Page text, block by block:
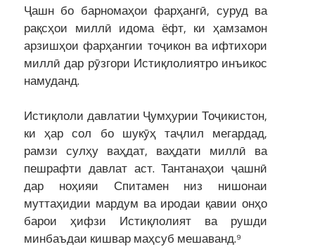
Ҷашн бо барномаҳои фарҳангӣ, суруд ва
рақсҳои миллӣ идома ёфт, ки ҳамзамон
арзишҳои фарҳангии тоҷикон ва ифтихори
миллӣ дар рӯзгори Истиқлолиятро инъикос
намуданд.
Истиқлоли давлатии Ҷумҳурии Тоҷикистон,
ки ҳар сол бо шукӯҳ таҷлил мегардад,
рамзи сулҳу ваҳдат, ваҳдати миллӣ ва
пешрафти давлат аст. Тантанаҳои ҷашнӣ
дар ноҳияи Спитамен низ нишонаи
муттаҳидии мардум ва иродаи қавии онҳо
барои ҳифзи Истиқлолият ва рушди
минбаъдаи кишвар маҳсуб мешаванд.⁹